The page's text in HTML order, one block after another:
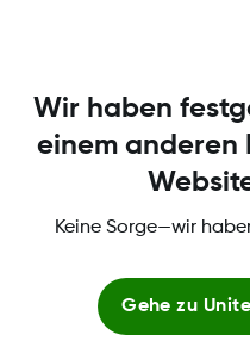
Lerne
Erfahre mehr
Dexcom und wie
deine Zuckerwerte
Wir haben
einem anderen
Keine Sorge—wir
Gehe zu